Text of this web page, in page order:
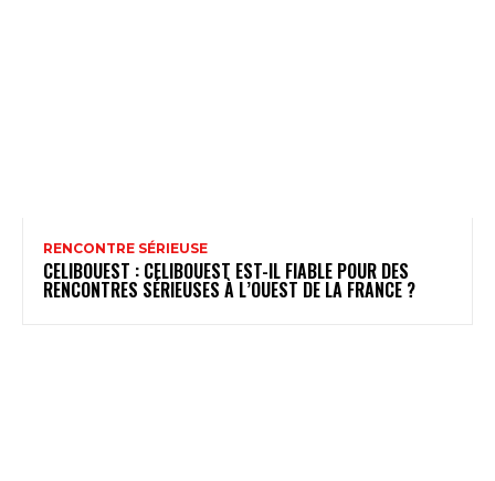
RENCONTRE SÉRIEUSE
CELIBOUEST : CELIBOUEST EST-IL FIABLE POUR DES
RENCONTRES SÉRIEUSES À L’OUEST DE LA FRANCE ?